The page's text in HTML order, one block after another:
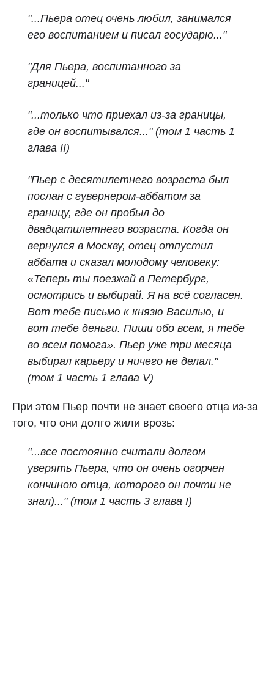
"...Пьера отец очень любил, занимался
его воспитанием и писал государю..."
"Для Пьера, воспитанного за
границей..."
"...только что приехал из-за границы,
где он воспитывался..." (том 1 часть 1
глава II)
"Пьер с десятилетнего возраста был
послан с гувернером-аббатом за
границу, где он пробыл до
двадцатилетнего возраста. Когда он
вернулся в Москву, отец отпустил
аббата и сказал молодому человеку:
«Теперь ты поезжай в Петербург,
осмотрись и выбирай. Я на всё согласен.
Вот тебе письмо к князю Василью, и
вот тебе деньги. Пиши обо всем, я тебе
во всем помога». Пьер уже три месяца
выбирал карьеру и ничего не делал."
(том 1 часть 1 глава V)
При этом Пьер почти не знает своего отца из-за
того, что они долго жили врозь:
"...все постоянно считали долгом
уверять Пьера, что он очень огорчен
кончиною отца, которого он почти не
знал)..." (том 1 часть 3 глава I)